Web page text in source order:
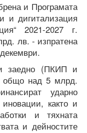
и Програмата
и дигитализация
2021-2027 г.
лв. - изпратена
заедно (ПКИП и
над 5 млрд.
ударно
както и
и тяхната
и дейностите